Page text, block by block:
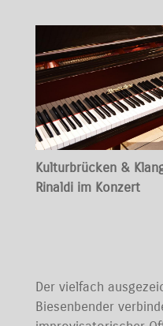
Kulturbrücken &
Rinaldi im Konzert
Der vielfach
Biesenbender